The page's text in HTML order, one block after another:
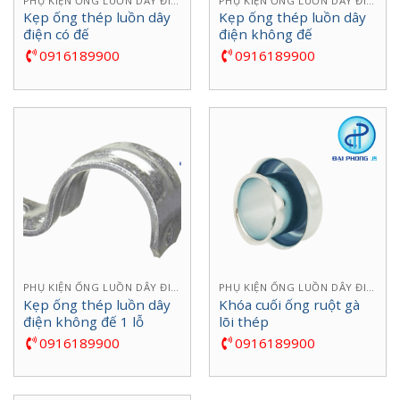
Kẹp ống thép luồn dây
điện có đế
0916189900
Kẹp ống thép luồn dây
điện không đế
0916189900
PHỤ KIỆN ỐNG LUỒN DÂY ĐIỆN
Kẹp ống thép luồn dây
điện không đế 1 lỗ
0916189900
PHỤ KIỆN ỐNG LUỒN DÂY ĐIỆN
Khóa cuối ống ruột gà
lõi thép
0916189900